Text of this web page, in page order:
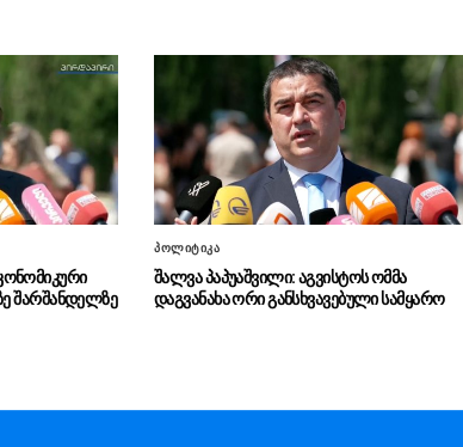
შარშანდელზე
პოლიტიკა
შალვა პაპუაშვილი: აგვისტოს ომმა
დაგვანახა ორი განსხვავებული სამყარო